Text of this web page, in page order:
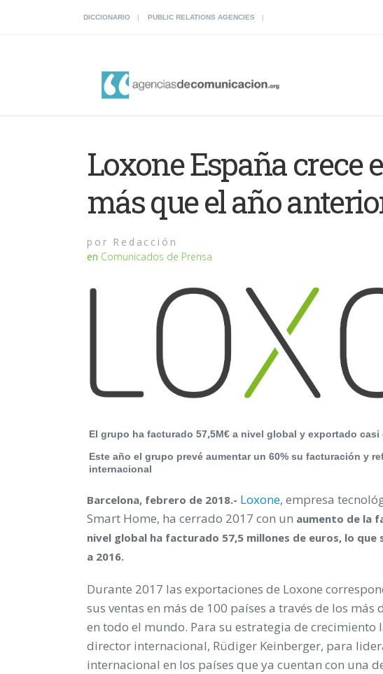
DICCIONARIO PUBLIC RELATIONS AGENCIES
Loxone España crece
más que el año
por Redacción
en Comunicados de Prensa
El grupo ha facturado 57,5M€ a nivel global y exportado casi
Este año el grupo prevé aumentar un 60% su facturación y
internacional
Barcelona, febrero de 2018.- Loxone, empresa
Smart Home, ha cerrado 2017 con un aumento de la
nivel global ha facturado 57,5 millones de euros, lo
a 2016.
Durante 2017 las exportaciones de Loxone
sus ventas en más de 100 países a través de los
en todo el mundo. Para su estrategia de
director internacional, Rüdiger Keinberger, para
internacional en los países que ya cuentan con una